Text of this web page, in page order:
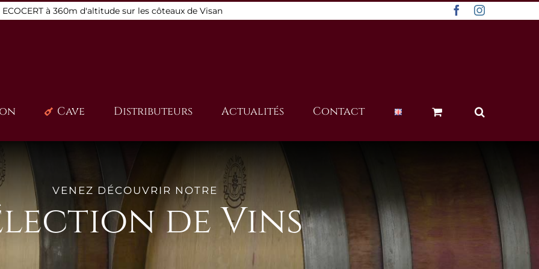
à 360m d'altitude sur les côteaux de Visan FacebookInstagram
Cave Distributeurs Actualités Contact
VENEZ DÉCOUVRIR NOTRE
de Vins